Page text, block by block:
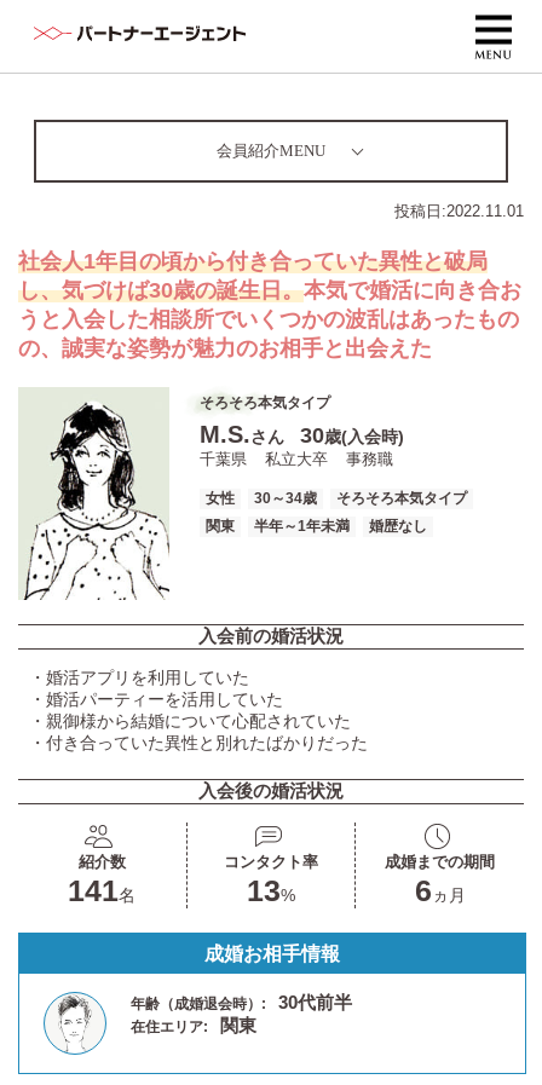
会員紹介MENU
投稿日:2022.11.01
社会人1年目の頃から付き合っていた異性と破局
し、気づけば30歳の誕生日。本気で婚活に向き合お
うと入会した相談所でいくつかの波乱はあったもの
の、誠実な姿勢が魅力のお相手と出会えた
そろそろ本気タイプ
M.S.さん 30歳(入会時)
千葉県 私立大卒 事務職
女性 30～34歳
そろそろ本気タイプ
関東
半年～1年未満 婚歴なし
入会前の婚活状況
・婚活アプリを利用していた
・婚活パーティーを活用していた
・親御様から結婚について心配されていた
・付き合っていた異性と別れたばかりだった
入会後の婚活状況
紹介数
141名
コンタクト率
13%
成婚までの期間
6 ヵ月
成婚お相手情報
年齢（成婚退会時）: 30代前半
在住エリア: 関東